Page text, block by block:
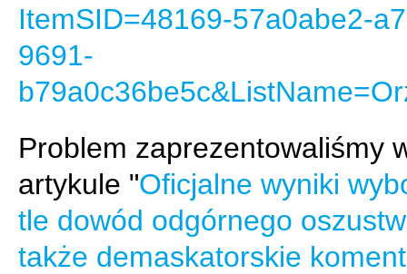
ItemSID=48169-57a0abe2-
9691-
Problem zaprezentowaliśmy
artykule "Oficjalne wyniki
tle dowód odgórnego
także demaskatorskie